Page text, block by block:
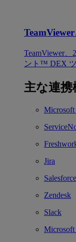
TeamViewer
ント™ DEX
主な連携
Microsoft
Jira
Salesforce
Zendesk
Slack
Microsoft